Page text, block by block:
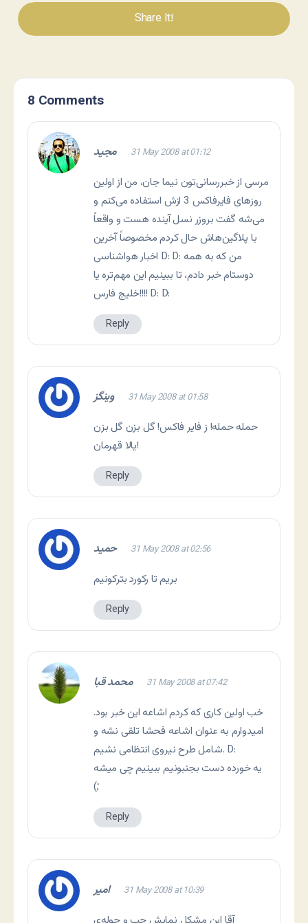
Share It!
8 Comments
مجید 31 May 2008 at 01:12
مرسی از خبررسانی‌تون نیما جان، من از اولین
روزهای فایرفاکس 3 ازش استفاده می‌کنم و
می‌شه گفت بروزر نسل آینده هست و واقعاً
با پلاگین‌هاش حال کردم مخصوصاً آخرین
اخبار هواشناسی D: D: من که به همه
دوستام خبر دادم، تا ببینیم این مهم‌تره یا
خلیج فارس!!!! D: D:
Reply
وینگز 31 May 2008 at 01:58
حمله حمله! ز فایر فاکس! گل بزن گل بزن
یالا قهرمان!
Reply
حمید 31 May 2008 at 02:56
بریم تا رکورد بترکونیم
Reply
محمد قبا 31 May 2008 at 07:42
خب اولین کاری که کردم اشاعه این خبر بود.
امیدوارم به عنوان اشاعه فحشا تلقی نشه و
شامل طرح نیروی انتظامی نشیم. D:
یه خورده دست بجنبونیم ببینیم چی میشه
(;
Reply
امیر 31 May 2008 at 10:39